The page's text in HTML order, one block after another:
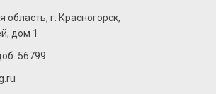
область, г. Красногорск,
дом 1
56799